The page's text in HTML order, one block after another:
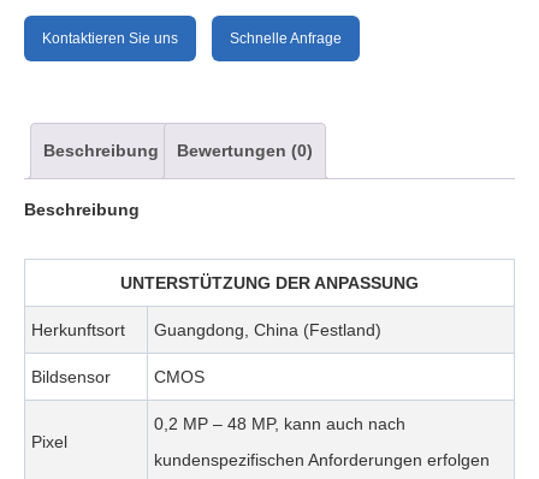
Kontaktieren Sie uns Schnelle Anfrage
Beschreibung Bewertungen (0)
Beschreibung
UNTERSTÜTZUNG DER ANPASSUNG
Herkunftsort Guangdong, China (Festland)
Bildsensor CMOS
Pixel
0,2 MP – 48 MP, kann auch nach
kundenspezifischen Anforderungen erfolgen